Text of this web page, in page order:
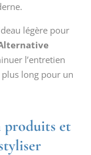
légère pour
l’entretien
long pour un
produits et